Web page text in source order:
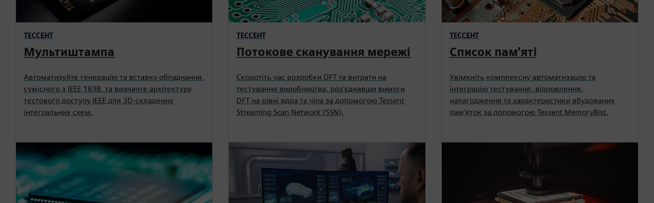
ТЕССЕНТ
Мультиштампа
Автоматизуйте генерацію та вставку обладнання,
сумісного з IEEE 1838, та визначте архітектуру
тестового доступу IEEE для 3D-складених
інтегральних схем.
ТЕССЕНТ
Потокове сканування мережі
Скоротіть час розробки DFT та витрати на
тестування виробництва, роз'єднавши вимоги
DFT на рівні ядра та чіпа за допомогою Tessent
Streaming Scan Network (SSN).
ТЕССЕНТ
Список пам'яті
Увімкніть комплексну автоматизацію та
інтеграцію тестування, відновлення,
налагодження та характеристики вбудованих
пам'яток за допомогою Tessent MemoryBist.